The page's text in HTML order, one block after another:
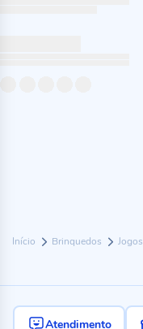
Início Brinquedos Jogos
Atendimento